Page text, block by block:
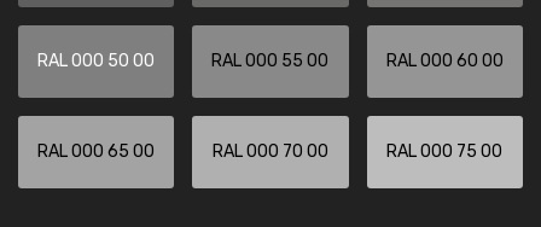
RAL 000 50 00 RAL 000 55 00 RAL 000 60 00
RAL 000 65 00 RAL 000 70 00 RAL 000 75 00